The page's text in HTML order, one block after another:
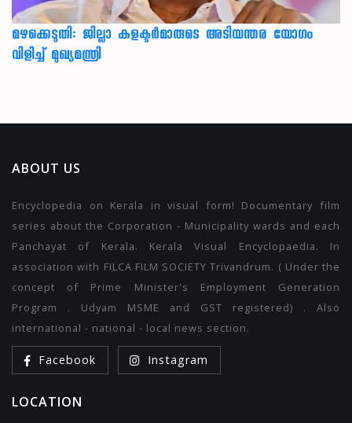
മഴക്കെടുതി: ജില്ലാ കളക്ടർമാരുടെ അടിയന്തര യോഗം
വിളിച്ച് മുഖ്യമന്ത്രി
ABOUT US
Encyclopedia on Kerala in visual form! Documentary film
series about the Corporation - Municipality wards and each
Panchayat of Kerala. Kerala Visual Encyclopaedia. In
association with FILCA FILM SOCIETY Trivandrum. ( Under the
concept of Prime Minister's Employment Generation
Program . Udyam MSME and GST registered) . Also
international - national - local news section.
Facebook Instagram
LOCATION